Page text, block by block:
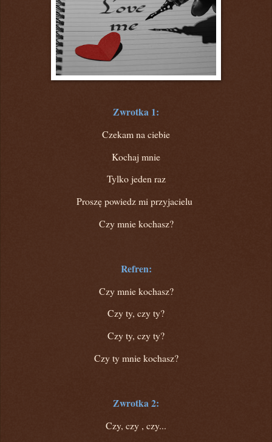
Zwrotka 1:
Czekam na ciebie
Kochaj mnie
Tylko jeden raz
Proszę powiedz mi przyjacielu
Czy mnie kochasz?
Refren:
Czy mnie kochasz?
Czy ty, czy ty?
Czy ty, czy ty?
Czy ty mnie kochasz?
Zwrotka 2:
Czy, czy , czy...